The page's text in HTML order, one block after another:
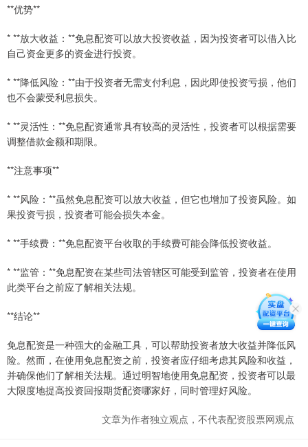
**优势**
* **放大收益：**免息配资可以放大投资收益，因为投资者可以借入比
自己资金更多的资金进行投资。
* **降低风险：**由于投资者无需支付利息，因此即使投资亏损，他们
也不会蒙受利息损失。
* **灵活性：**免息配资通常具有较高的灵活性，投资者可以根据需要
调整借款金额和期限。
**注意事项**
* **风险：**虽然免息配资可以放大收益，但它也增加了投资风险。如
果投资亏损，投资者可能会损失本金。
* **手续费：**免息配资平台收取的手续费可能会降低投资收益。
* **监管：**免息配资在某些司法管辖区可能受到监管，投资者在使用
此类平台之前应了解相关法规。
**结论**
免息配资是一种强大的金融工具，可以帮助投资者放大收益并降低风
险。然而，在使用免息配资之前，投资者应仔细考虑其风险和收益，
并确保他们了解相关法规。通过明智地使用免息配资，投资者可以最
大限度地提高投资回报期货配资哪家好，同时管理好风险。
文章为作者独立观点，不代表配资股票网观点